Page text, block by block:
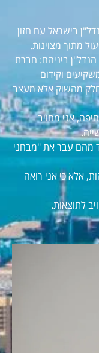
הנדל"ן בישראל עם חזון
מתוך מצוינות.
ביניהם: חברת
וקידום
חלק מהשוק אלא מעצב
אני מחויב
מהם עבר את "מבחני
אלא כי אני רואה
לתוצאות.